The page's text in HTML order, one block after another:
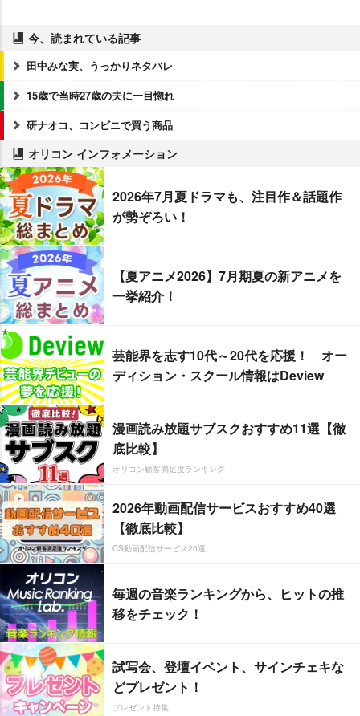
今、読まれている記事
田中みな実、うっかりネタバレ
15歳で当時27歳の夫に一目惚れ
研ナオコ、コンビニで買う商品
オリコン インフォメーション
2026年7月夏ドラマも、注目作＆話題作
が勢ぞろい！
【夏アニメ2026】7月期夏の新アニメを
一挙紹介！
芸能界を志す10代～20代を応援！ オー
ディション・スクール情報はDeview
漫画読み放題サブスクおすすめ11選【徹
底比較】
オリコン顧客満足度ランキング
2026年動画配信サービスおすすめ40選
【徹底比較】
CS動画配信サービス20選
毎週の音楽ランキングから、ヒットの推
移をチェック！
試写会、登壇イベント、サインチェキな
どプレゼント！
プレゼント特集